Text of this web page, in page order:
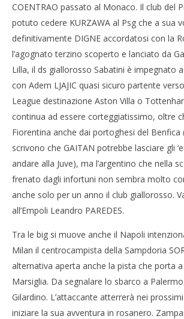
COENTRAO passato al Monaco. Il club del
potuto cedere KURZAWA al Psg che a sua
definitivamente DIGNE accordatosi con la
l’agognato terzino scoperto e lanciato da
Lilla, il ds giallorosso Sabatini è impegnato
con Adem LJAJIC quasi sicuro partente
League destinazione Aston Villa o
continua ad essere corteggiatissimo, oltre
Fiorentina anche dai portoghesi del Benfica
scrivono che GAITAN potrebbe lasciare gli
andare alla Juve), ma l’argentino che nella
frenato dagli infortuni non sembra molto
anche solo per un anno il club giallorosso.
all’Empoli Leandro PAREDES.
Tra le big si muove anche il Napoli
Milan il centrocampista della Sampdoria
alternativa aperta anche la pista che porta
Marsiglia. Da segnalare lo sbarco a
Gilardino. L’attaccante atterrerà nei
iniziare la sua avventura in rosanero.